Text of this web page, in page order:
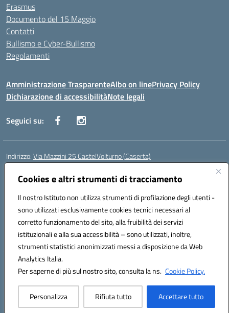
Cookies e altri strumenti di tracciamento
Il nostro Istituto non utilizza strumenti di profilazione degli utenti -
sono utilizzati esclusivamente cookies tecnici necessari al
corretto funzionamento del sito, alla fruibilità dei servizi
istituzionali e alla sua accessibilità – sono utilizzati, inoltre,
strumenti statistici anonimizzati messi a disposizione da Web
Analytics Italia.
Per saperne di più sul nostro sito, consulta la ns. Cookie Policy.
Personalizza Rifiuta tutto Accettare tutto
Erasmus
Documento del 15 Maggio
Contatti
Bullismo e Cyber-Bullismo
Regolamenti
Amministrazione TrasparenteAlbo on linePrivacy Policy
Dichiarazione di accessibilitàNote legali
Seguici su:
Indirizzo:Via Mazzini 25 CastelVolturno (Caserta)
Centralino:
Posta elettronica certificata (PEC):ceis014005@pec.istruzione.it
Codice fiscale: 93063510619
Codice meccanografico:CEIS014005
Codice Indice delle Pubbliche Amministrazioni (IPA): istsc_ceis014005
Codice unico di fatturazione (CUF): UOU8EW
Hosting & Powered by 3D Solution S.r.l.
Concept & Design by Designers Italia